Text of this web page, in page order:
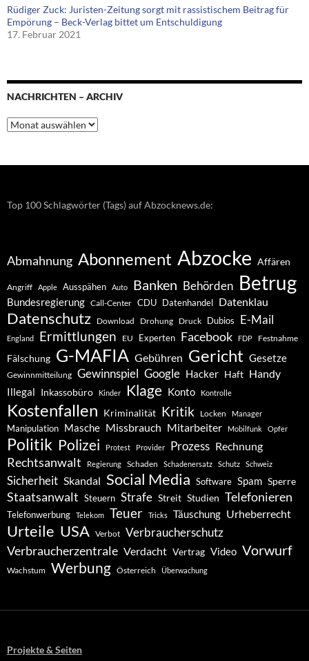
Rüdiger Zuck: Juristen-Zeitung sorgt mit rassistischem Beitrag für
Empörung – Beck-Verlag bittet um Entschuldigung
17. Februar 2021
NACHRICHTEN – ARCHIV
Nachrichten
–
Top 100 Schlagwörter (Tags) auf Abzocknews.de:
Abmahnung Abonnement Abzocke Affären
Angriff Apple Ausspähen Auto Banken Behörden Betrug
Bundesregierung Call-Center CDU Datenhandel Datenklau
Datenschutz Download Drohung Druck Dubios E-Mail
England Ermittlungen EU Experten Facebook FDP Festnahme
Fälschung G-MAFIA Gebühren Gericht Gesetze
Gewinnmitteilung Gewinnspiel Google Hacker Haft Handy
Illegal Inkassobüro Kinder Klage Konto Kontrolle
Kostenfallen Kriminalität Kritik Locken Manager
Manipulation Masche Missbrauch Mitarbeiter Mobilfunk Opfer
Politik Polizei Protest Provider Prozess Rechnung
Rechtsanwalt Regierung Schaden Schadenersatz Schutz Schweiz
Sicherheit Skandal Social Media Software Spam Sperre
Staatsanwalt Steuern Strafe Streit Studien Telefonieren
Telefonwerbung Telekom Teuer Tricks Täuschung Urheberrecht
Urteile USA Verbot Verbraucherschutz
Verbraucherzentrale Verdacht Vertrag Video Vorwurf
Wachstum Werbung Österreich Überwachung
Projekte & Seiten